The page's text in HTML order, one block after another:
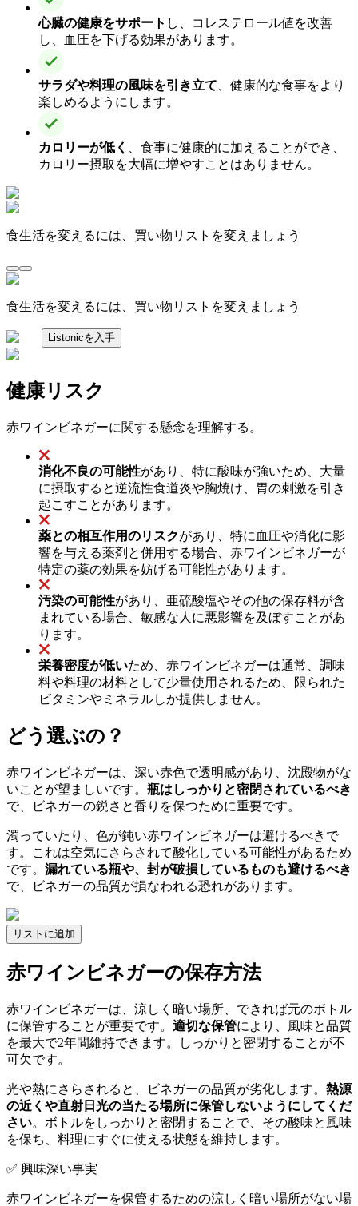
心臓の健康をサポート し、コレステロール値を改善
し、血圧を下げる効果があります。
サラダや料理の風味を引き立て 、健康的な食事をより
楽しめるようにします。
カロリーが低く
、食事に健康的に加えることができ、
カロリー摂取を大幅に増やすことはありません。
食生活を変えるには、買い物リストを変えましょう
食生活を変えるには、買い物リストを変えましょう
Listonicを入手
健康リスク
赤ワインビネガーに関する懸念を理解する。
消化不良の可能性があり、特に酸味が強いため、大量
に摂取すると逆流性食道炎や胸焼け、胃の刺激を引き
起こすことがあります。
薬との相互作用のリスクがあり、特に血圧や消化に影
響を与える薬剤と併用する場合、赤ワインビネガーが
特定の薬の効果を妨げる可能性があります。
汚染の可能性があり、亜硫酸塩やその他の保存料が含
まれている場合、敏感な人に悪影響を及ぼすことがあ
ります。
栄養密度が低いため、赤ワインビネガーは通常、調味
料や料理の材料として少量使用されるため、限られた
ビタミンやミネラルしか提供しません。
どう選ぶの？
赤ワインビネガーは、深い赤色で透明感があり、沈殿物がな
いことが望ましいです。 瓶はしっかりと密閉されているべき
で、ビネガーの鋭さと香りを保つために重要です。
濁っていたり、色が鈍い赤ワインビネガーは避けるべきで
す。これは空気にさらされて酸化している可能性があるため
です。 漏れている瓶や、封が破損しているものも避けるべき
で、ビネガーの品質が損なわれる恐れがあります。
リストに追加
赤ワインビネガーの保存方法
赤ワインビネガーは、涼しく暗い場所、できれば元のボトル
に保管することが重要です。 適切な保管により、風味と品質
を最大で2年間維持できます。しっかりと密閉することが不
可欠です。
光や熱にさらされると、ビネガーの品質が劣化します。 熱源
の近くや直射日光の当たる場所に保管しないようにしてくだ
さい。ボトルをしっかりと密閉することで、その酸味と風味
を保ち、料理にすぐに使える状態を維持します。
✅ 興味深い事実
赤ワインビネガーを保管するための涼しく暗い場所がない場